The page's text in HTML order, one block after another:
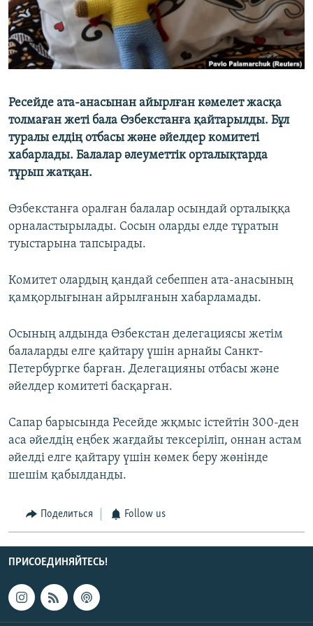
Ресейде ата-анасынан айырлған кәмелет жасқа
толмаған жеті бала Өзбекстанға қайтарылды. Бұл
туралы елдің отбасы және әйелдер комитеті
хабарлады. Балалар әлеуметтік орталықтарда
тұрып жатқан.
Өзбекстанға оралған балалар осындай орталыққа
орналастырылады. Сосын оларды елде тұратын
туыстарына тапсырады.
Комитет олардың қандай себеппен ата-анасының
қамқорлығынан айрылғанын хабарламады.
Осының алдында Өзбекстан делегациясы жетім
балаларды елге қайтару үшін арнайы Санкт-
Петербургке барған. Делегацияны отбасы және
әйелдер комитеті басқарған.
Сапар барысында Ресейде жқмыс істейтін 300-ден
аса әйелдің еңбек жағдайы тексеріліп, оннан астам
әйелді елге қайтару үшін көмек беру жөнінде
шешім қабылданды.
Поделиться Follow us
ПРИСОЕДИНЯЙТЕСЬ!